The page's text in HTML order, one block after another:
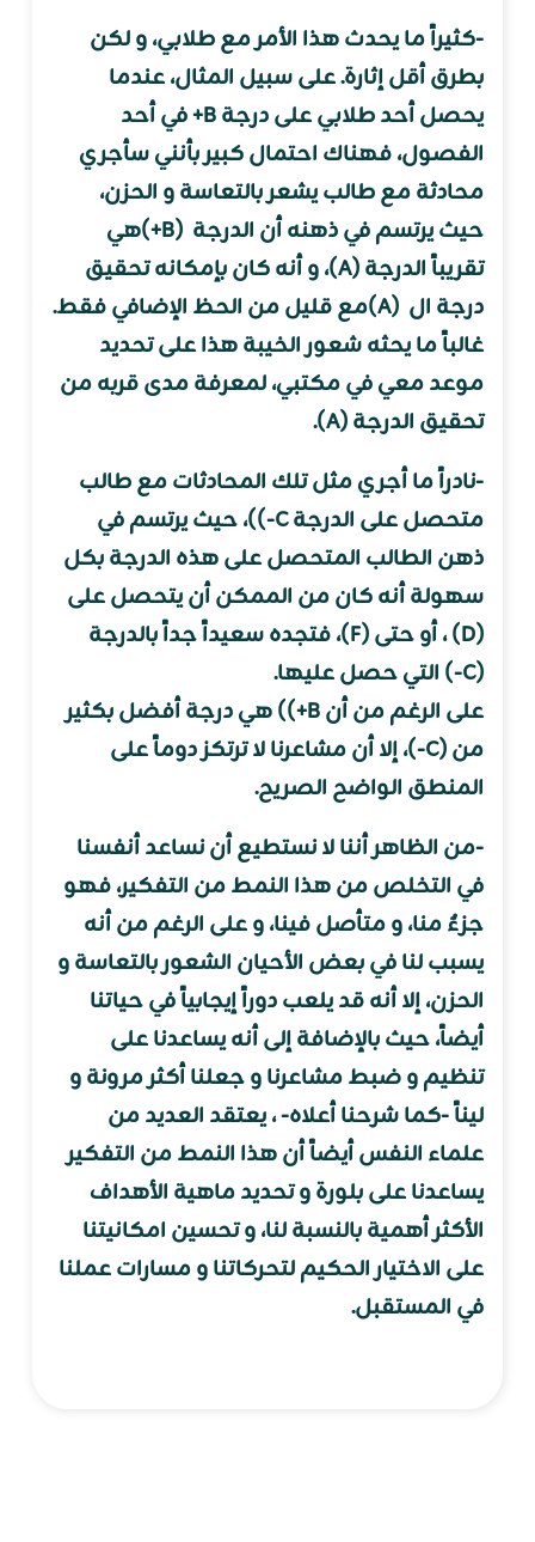
-كثيراً ما يحدث هذا الأمر مع طلابي، و لكن
بطرق أقل إثارة. على سبيل المثال، عندما
يحصل أحد طلابي على درجة B+ في أحد
الفصول، فهناك احتمال كبير بأنني سأجري
محادثة مع طالب يشعر بالتعاسة و الحزن،
حيث يرتسم في ذهنه أن الدرجة (B+)هي
تقريباً الدرجة (A)، و أنه كان بإمكانه تحقيق
درجة ال (A)مع قليل من الحظ الإضافي فقط.
غالباً ما يحثه شعور الخيبة هذا على تحديد
موعد معي في مكتبي، لمعرفة مدى قربه من
تحقيق الدرجة (A).
-نادراً ما أجري مثل تلك المحادثات مع طالب
متحصل على الدرجة C-))، حيث يرتسم في
ذهن الطالب المتحصل على هذه الدرجة بكل
سهولة أنه كان من الممكن أن يتحصل على
(D) ، أو حتى (F)، فتجده سعيداً جداً بالدرجة
(C-) التي حصل عليها.
على الرغم من أن B+)) هي درجة أفضل بكثير
من (C-)، إلا أن مشاعرنا لا ترتكز دوماً على
المنطق الواضح الصريح.
-من الظاهر أننا لا نستطيع أن نساعد أنفسنا
في التخلص من هذا النمط من التفكير، فهو
جزءٌ منا، و متأصل فينا، و على الرغم من أنه
يسبب لنا في بعض الأحيان الشعور بالتعاسة و
الحزن، إلا أنه قد يلعب دوراً إيجابياً في حياتنا
أيضاً، حيث بالإضافة إلى أنه يساعدنا على
تنظيم و ضبط مشاعرنا و جعلنا أكثر مرونة و
ليناً -كما شرحنا أعلاه- ، يعتقد العديد من
علماء النفس أيضاً أن هذا النمط من التفكير
يساعدنا على بلورة و تحديد ماهية الأهداف
الأكثر أهمية بالنسبة لنا، و تحسين امكانيتنا
على الاختيار الحكيم لتحركاتنا و مسارات عملنا
في المستقبل.